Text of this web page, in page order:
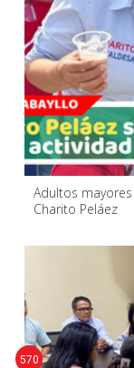
Adultos
Charito Peláez
570